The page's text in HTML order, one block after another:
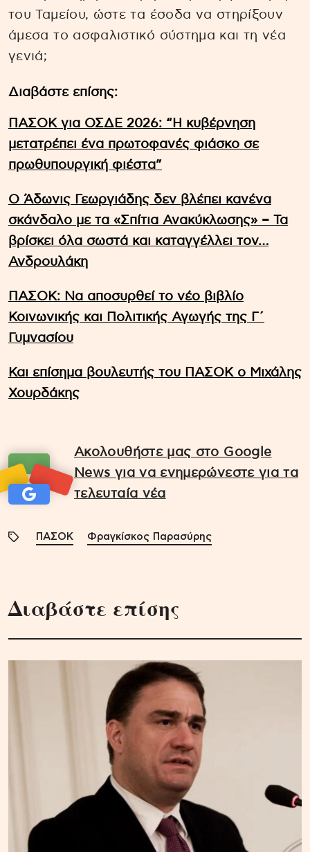
του Ταμείου, ώστε τα έσοδα να στηρίξουν
άμεσα το ασφαλιστικό σύστημα και τη νέα
γενιά;
Διαβάστε επίσης:
ΠΑΣΟΚ για ΟΣΔΕ 2026: “Η κυβέρνηση
μετατρέπει ένα πρωτοφανές φιάσκο σε
πρωθυπουργική φιέστα”
Ο Άδωνις Γεωργιάδης δεν βλέπει κανένα
σκάνδαλο με τα «Σπίτια Ανακύκλωσης» – Τα
βρίσκει όλα σωστά και καταγγέλλει τον…
Ανδρουλάκη
ΠΑΣΟΚ: Να αποσυρθεί το νέο βιβλίο
Κοινωνικής και Πολιτικής Αγωγής της Γ΄
Γυμνασίου
Και επίσημα βουλευτής του ΠΑΣΟΚ ο Μιχάλης
Χουρδάκης
Ακολουθήστε μας στο Google
News για να ενημερώνεστε για τα
τελευταία νέα
ΠΑΣΟΚ Φραγκίσκος Παρασύρης
Διαβάστε επίσης